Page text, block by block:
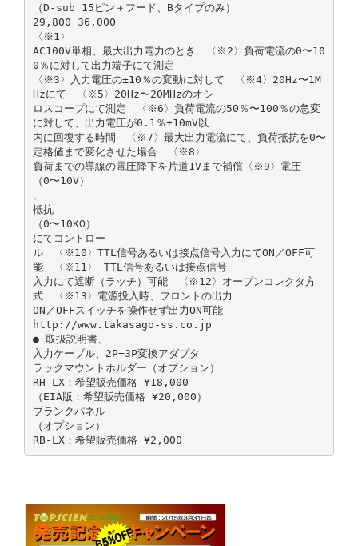
（D-sub 15ピン＋フード、Bタイプのみ）
29,800 36,000
〈※1〉
AC100V単相、最大出力電力のとき 〈※2〉負荷電流の0〜10
0％に対して出力端子にて測定
〈※3〉入力電圧の±10％の変動に対して 〈※4〉20Hz〜1M
Hzにて 〈※5〉20Hz〜20MHzのオシ
ロスコープにて測定 〈※6〉負荷電流の50％〜100％の急変
に対して、出力電圧が0.1％±10mV以
内に回復する時間 〈※7〉最大出力電流にて、負荷抵抗を0〜
定格値まで変化させた場合 〈※8〉
負荷までの導線の電圧降下を片道1Vまで補償〈※9〉電圧
（0〜10V）
抵抗
（0〜10KΩ）
にてコントロー
ル 〈※10〉TTL信号あるいは接点信号入力にてON／OFF可
能 〈※11〉 TTL信号あるいは接点信号
入力にて遮断（ラッチ）可能 〈※12〉オープンコレクタ方
式 〈※13〉電源投入時、フロントの出力
ON／OFFスイッチを操作せず出力ON可能
http://www.takasago-ss.co.jp
● 取扱説明書、
入力ケーブル、2P−3P変換アダプタ
ラックマウントホルダー（オプション）
RH-LX：希望販売価格 ¥18,000
（EIA版：希望販売価格 ¥20,000）
ブランクパネル
（オプション）